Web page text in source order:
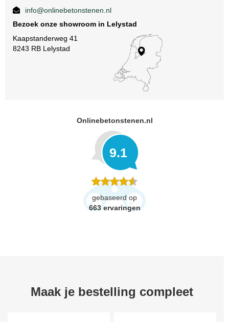
info@onlinebetonstenen.nl
Bezoek onze showroom in Lelystad
Kaapstanderweg 41
8243 RB Lelystad
Onlinebetonstenen.nl
9.1
gebaseerd op
663 ervaringen
Maak je bestelling compleet